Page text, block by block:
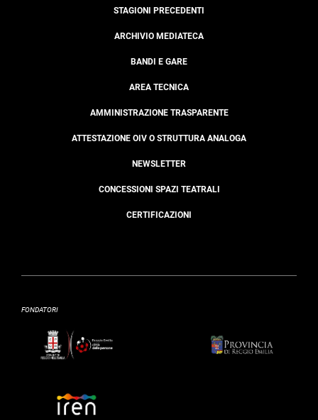
STAGIONI PRECEDENTI
ARCHIVIO MEDIATECA
BANDI E GARE
AREA TECNICA
AMMINISTRAZIONE TRASPARENTE
ATTESTAZIONE OIV O STRUTTURA ANALOGA
NEWSLETTER
CONCESSIONI SPAZI TEATRALI
CERTIFICAZIONI
FONDATORI